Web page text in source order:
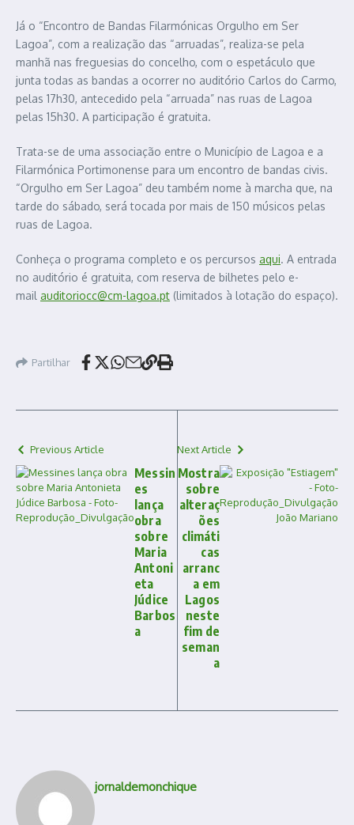
Já o “Encontro de Bandas Filarmónicas Orgulho em Ser
Lagoa”, com a realização das “arruadas”, realiza-se pela
manhã nas freguesias do concelho, com o espetáculo que
junta todas as bandas a ocorrer no auditório Carlos do Carmo,
pelas 17h30, antecedido pela “arruada” nas ruas de Lagoa
pelas 15h30. A participação é gratuita.
Trata-se de uma associação entre o Município de Lagoa e a
Filarmónica Portimonense para um encontro de bandas civis.
“Orgulho em Ser Lagoa” deu também nome à marcha que, na
tarde do sábado, será tocada por mais de 150 músicos pelas
ruas de Lagoa.
Conheça o programa completo e os percursos aqui. A entrada
no auditório é gratuita, com reserva de bilhetes pelo e-
mail auditoriocc@cm-lagoa.pt (limitados à lotação do espaço).
Partilhar
Previous Article
Messin
es
lança
obra
sobre
Maria
Antoni
eta
Júdice
Barbos
a
Next Article
Mostra
sobre
alteraç
ões
climáti
cas
arranc
a em
Lagos
neste
fim de
seman
a
jornaldemonchique